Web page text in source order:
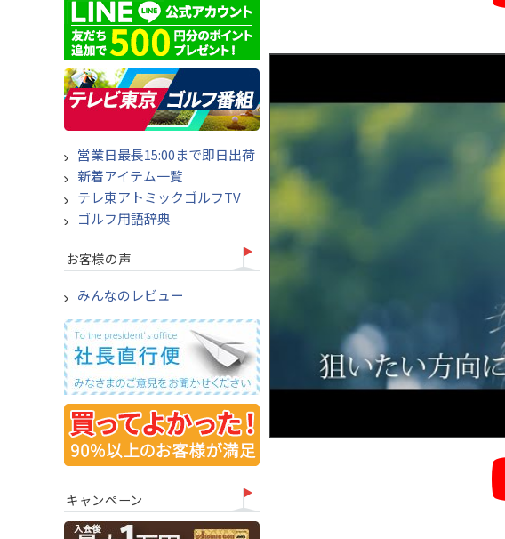
営業日最長15:00まで即日出荷
新着アイテム一覧
テレ東アトミックゴルフTV
ゴルフ用語辞典
お客様の声
みんなのレビュー
キャンペーン